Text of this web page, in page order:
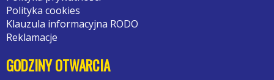
Polityka cookies
Klauzula informacyjna RODO
Reklamacje
GODZINY OTWARCIA